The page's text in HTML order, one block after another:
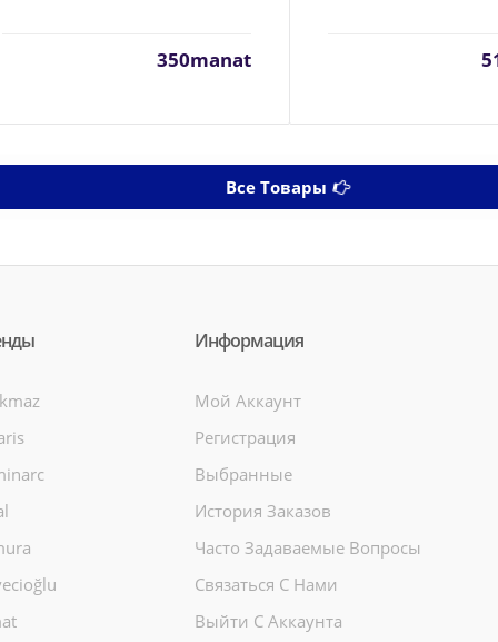
350manat
Все Товары
Информация
Мой Аккаунт
Регистрация
Выбранные
История Заказов
Часто Задаваемые Вопросы
Связаться С Нами
Выйти С Аккаунта